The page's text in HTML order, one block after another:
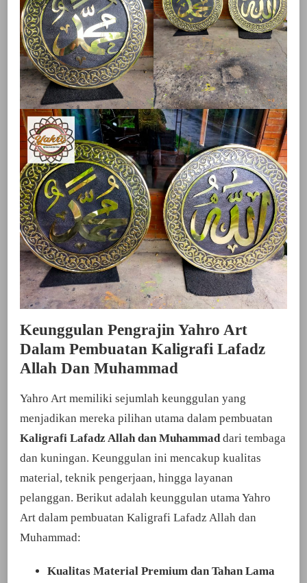
Keunggulan Pengrajin Yahro Art
Dalam Pembuatan Kaligrafi Lafadz
Allah Dan Muhammad
Yahro Art memiliki sejumlah keunggulan yang
menjadikan mereka pilihan utama dalam pembuatan
Kaligrafi Lafadz Allah dan Muhammaddari tembaga
dan kuningan. Keunggulan ini mencakup kualitas
material, teknik pengerjaan, hingga layanan
pelanggan. Berikut adalah keunggulan utama Yahro
Art dalam pembuatan Kaligrafi Lafadz Allah dan
Muhammad:
Kualitas Material Premium dan Tahan Lama